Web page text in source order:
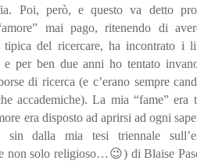
Poi, però, e questo va detto
mai pago, ritenendo di
tipica del ricercare, ha incontrato
e per ben due anni ho tentato
di ricerca (e c’erano sempre
accademiche). La mia “fame”
era disposto ad aprirsi ad ogni
sin dalla mia tesi triennale
non solo religioso… 😉) di Blaise